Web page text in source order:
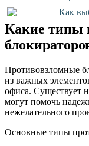
Как
Какие типы
Противовзломные
из важных
офиса. Существует
могут помочь
нежелательного
Основные типы